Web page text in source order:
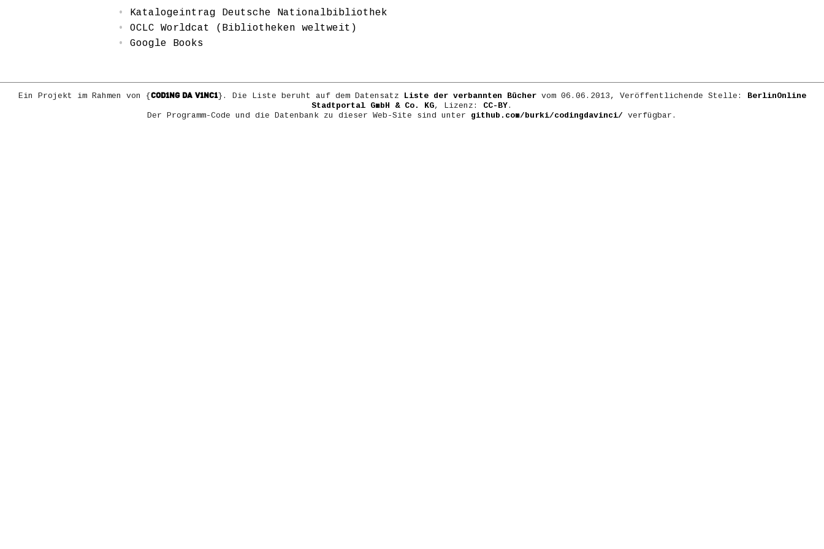
Katalogeintrag Deutsche Nationalbibliothek
OCLC Worldcat (Bibliotheken weltweit)
Google Books
Ein Projekt im Rahmen von {COD1NG DA V1NC1}. Die Liste beruht auf dem Datensatz Liste der verbannten Büchervom 06.06.2013, Veröffentlichende Stelle:
BerlinOnline
Stadtportal GmbH & Co. KG, Lizenz: CC-BY.
Der Programm-Code und die Datenbank zu dieser Web-Site sind unter github.com/burki/codingdavinci/ verfügbar.